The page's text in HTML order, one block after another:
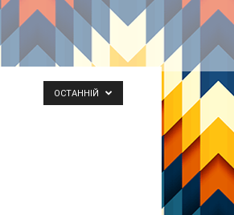
ОСТАННІЙ